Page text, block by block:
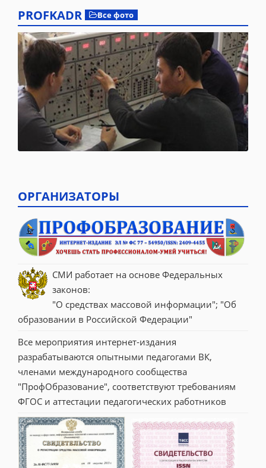
PROFKADR Все фото
ОРГАНИЗАТОРЫ
СМИ работает на основе Федеральных
законов:
"О средствах массовой информации"; "Об
образовании в Российской Федерации"
Все мероприятия интернет-издания
разрабатываются опытными педагогами ВК,
членами международного сообщества
"ПрофОбразование", соответствуют требованиям
ФГОС и аттестации педагогических работников